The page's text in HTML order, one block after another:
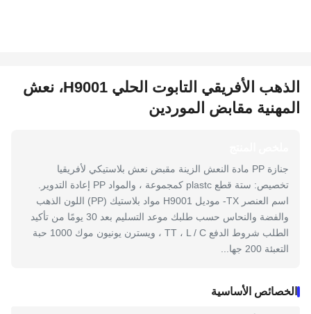
الذهب الأفريقي التابوت الحلي H9001، نعش
المهنية مقابض الموردين
جنازة PP مادة النعش الزينة مقبض نعش بلاستيكي لأفريقيا
تخصيص: ستة قطع plastc كمجموعة ، والمواد PP إعادة التدوير.
اسم العنصر TX- موديل H9001 مواد بلاستيك (PP) اللون الذهب
والفضة والنحاس حسب طلبك موعد التسليم بعد 30 يومًا من تأكيد
الطلب شروط الدفع TT ، L / C ، ويسترن يونيون موك 1000 حبة
التعبئة 200 جها...
الخصائص الأساسية